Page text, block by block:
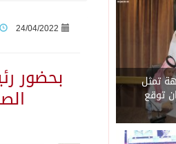
حرس الحدود بجازان يقيم ورشة عمل
الاحتلال يهدم محالاً تجارية في مخيم قلنديا
الهيئة العامة للإحصاء: إنتاج المملكة من النفط الخام
أكثر من 20 جهة تمثل
توقع
24/04/2022
بحضور